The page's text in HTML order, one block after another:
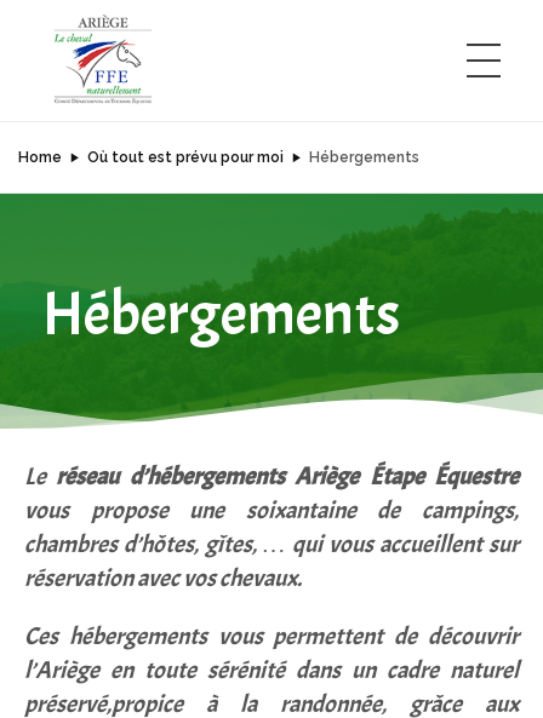
Comité Départemental de Tourisme Équestre de l'Ariège
L'Ariège à cheval
Home Où tout est prévu pour moi Hébergements
Hébergements
Le réseau d’hébergements Ariège Étape Équestre
vous propose une soixantaine de campings,
chambres d’hôtes, gîtes, … qui vous accueillent sur
réservation avec vos chevaux.
Ces hébergements vous permettent de découvrir
l’Ariège en toute sérénité dans un cadre naturel
préservé,propice à la randonnée, grâce aux